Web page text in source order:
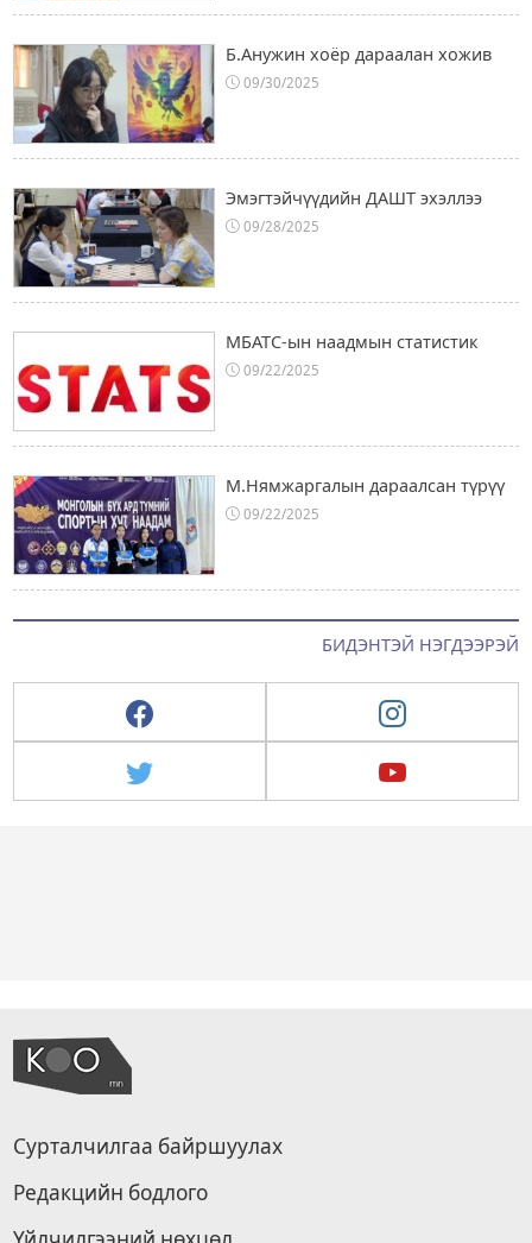
Б.Анужин хоёр дараалан хожив
09/30/2025
Эмэгтэйчүүдийн ДАШТ эхэллээ
09/28/2025
МБАТС-ын наадмын статистик
09/22/2025
М.Нямжаргалын дараалсан түрүү
09/22/2025
БИДЭНТЭЙ НЭГДЭЭРЭЙ
Сурталчилгаа байршуулах
Редакцийн бодлого